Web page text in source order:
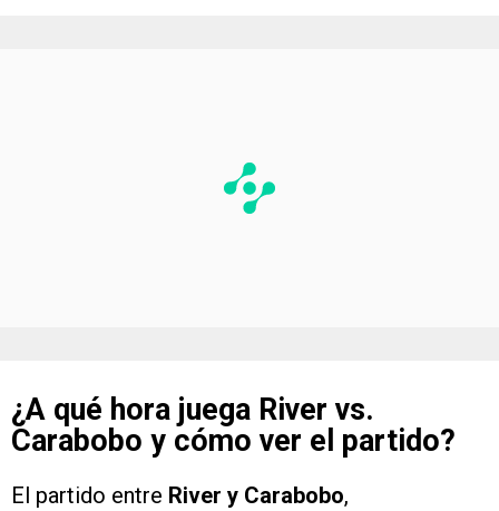
¿A qué hora juega River vs.
Carabobo y cómo ver el partido?
El partido entre River y Carabobo,